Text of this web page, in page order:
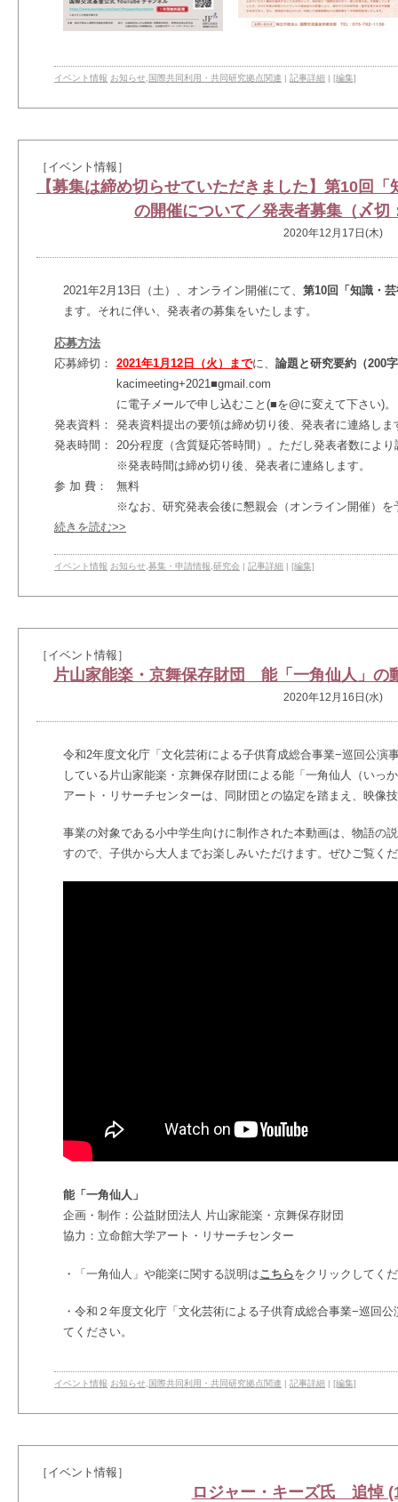
イベント情報 お知らせ 国際共同利用・共同研究拠点関連 | 記事詳細 | [編集]
［イベント情報］
【募集は締め切らせていただきました】第10回
の開催について／発表者募集（〆切
2020年12月17日(木)
2021年2月13日（土） オンライン開催にて、 第10回 「知識・
ます。それに伴い、発表者の募集をいたします。
応募方法
応募締切：
2021年1月12日（火） までに、 論題と研究要約（200
kacimeeting+2021■gmail.com
に電子メールで申し込むこと(■を@に変えて下さい)。
発表資料：
発表資料提出の要領は締め切り後、発表者に連絡しま
発表時間：
20分程度（含質疑応答時間）。ただし発表者数により
※発表時間は締め切り後、発表者に連絡します。
参 加 費：
無料
※なお、研究発表会後に懇親会（オンライン開催）を
続きを読む>>
イベント情報 お知らせ 募集・申請情報 研究会 | 記事詳細 | [編集]
［イベント情報］
片山家能楽・京舞保存財団 能「一角仙人」の
2020年12月16日(水)
令和2年度文化庁「文化芸術による子供育成総合事業−巡回公演
している片山家能楽・京舞保存財団による能「一角仙人（いっ
アート・リサーチセンターは、同財団との協定を踏まえ、映像
事業の対象である小中学生向けに制作された本動画は、物語の
すので、子供から大人までお楽しみいただけます。ぜひご覧く
能「一角仙人」
企画・制作：公益財団法人 片山家能楽・京舞保存財団
協力：立命館大学アート・リサーチセンター
・「一角仙人」や能楽に関する説明はこちらをクリックしてく
・令和２年度文化庁「文化芸術による子供育成総合事業−巡回
てください。
イベント情報 お知らせ 国際共同利用・共同研究拠点関連 | 記事詳細 | [編集]
［イベント情報］
ロジャー・キーズ氏 追悼